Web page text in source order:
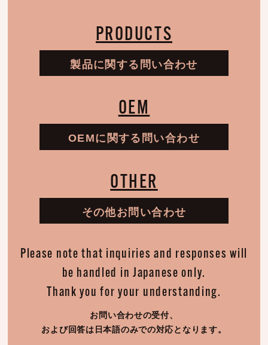
PRODUCTS
製品に関する問い合わせ
OEM
OEMに関する問い合わせ
OTHER
その他お問い合わせ
Please note that inquiries and responses will
be handled in Japanese only.
Thank you for your understanding.
お問い合わせの受付、
および回答は日本語のみでの対応となります。